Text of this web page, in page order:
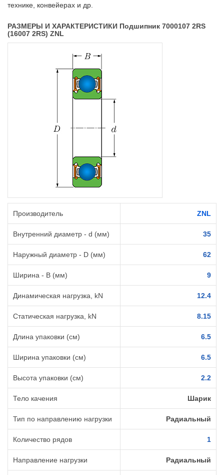
технике, конвейерах и др.
РАЗМЕРЫ И ХАРАКТЕРИСТИКИ Подшипник 7000107 2RS
(16007 2RS) ZNL
Производитель ZNL
Внутренний диаметр - d (мм) 35
Наружный диаметр - D (мм) 62
Ширина - B (мм) 9
Динамическая нагрузка, kN 12.4
Статическая нагрузка, kN 8.15
Длина упаковки (см) 6.5
Ширина упаковки (см) 6.5
Высота упаковки (см) 2.2
Тело качения Шарик
Тип по направлению нагрузки Радиальный
Количество рядов 1
Направление нагрузки Радиальный